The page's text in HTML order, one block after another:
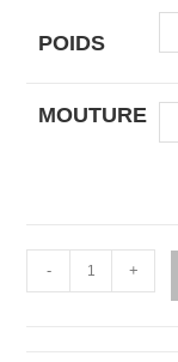
POIDS
MOUTURE
de
- +